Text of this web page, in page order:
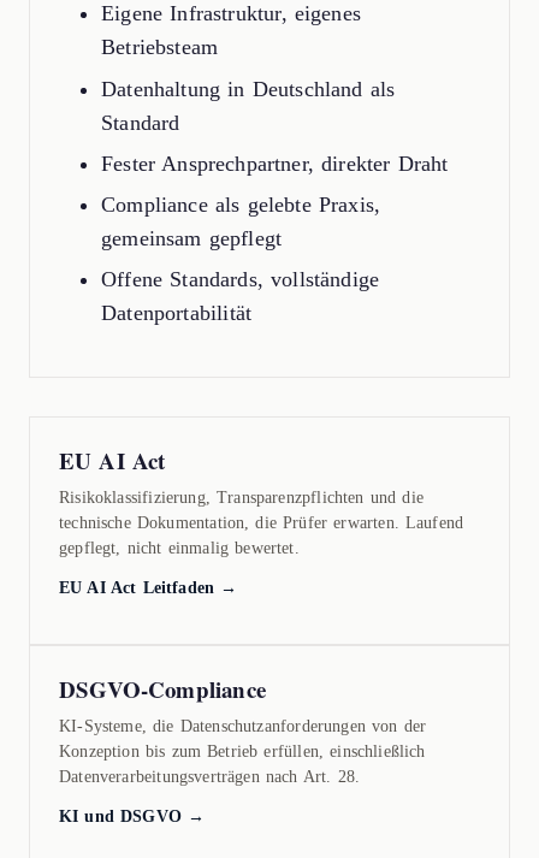
Eigene Infrastruktur, eigenes
Betriebsteam
Datenhaltung in Deutschland als
Standard
Fester Ansprechpartner, direkter Draht
Compliance als gelebte Praxis,
gemeinsam gepflegt
Offene Standards, vollständige
Datenportabilität
EU AI Act
Risikoklassifizierung, Transparenzpflichten und die
technische Dokumentation, die Prüfer erwarten. Laufend
gepflegt, nicht einmalig bewertet.
EU AI Act Leitfaden →
DSGVO-Compliance
KI-Systeme, die Datenschutzanforderungen von der
Konzeption bis zum Betrieb erfüllen, einschließlich
Datenverarbeitungsverträgen nach Art. 28.
KI und DSGVO →